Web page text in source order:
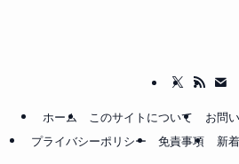
ホーム このサイトについて お問
プライバシーポリシー
免責事項 新